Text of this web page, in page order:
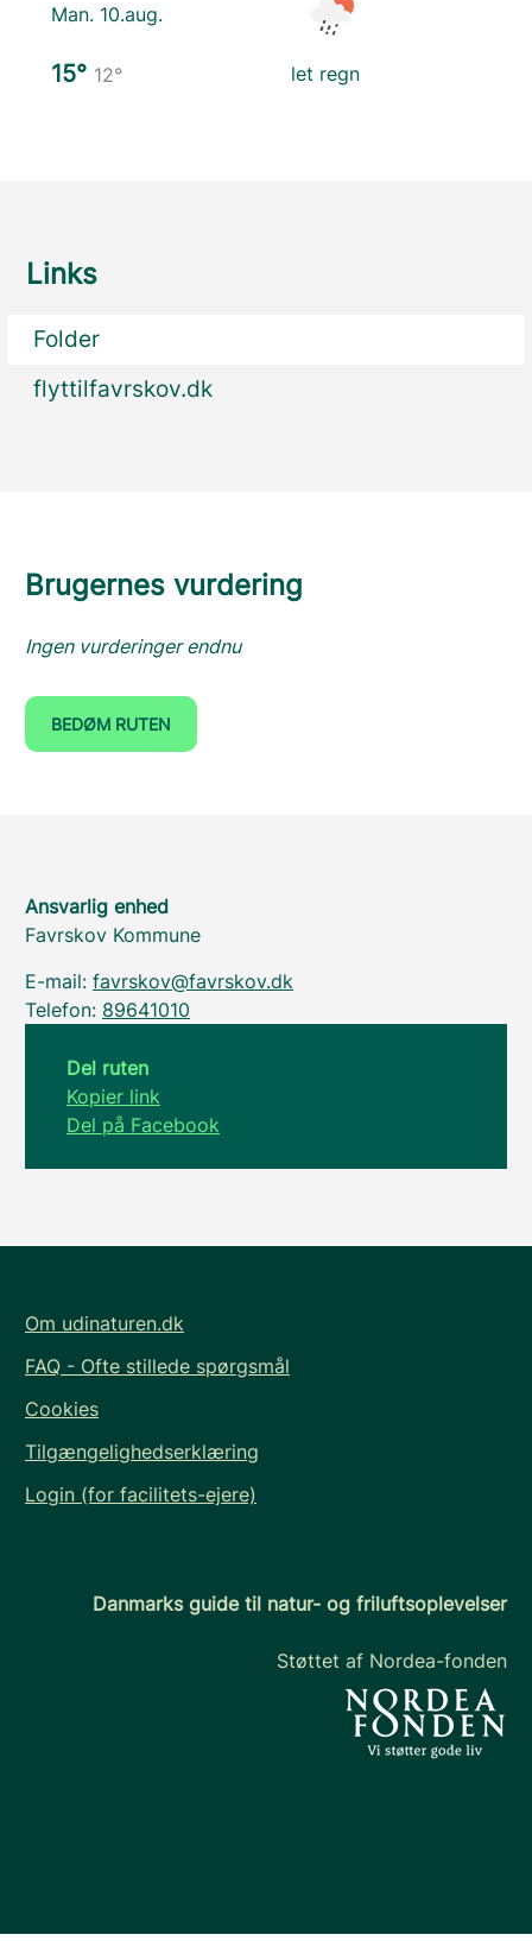
Man. 10.aug.
15° 12° let regn
Links
Folder
flyttilfavrskov.dk
Brugernes vurdering
Ingen vurderinger endnu
BEDØM RUTEN
Ansvarlig enhed
Favrskov Kommune
E-mail: favrskov@favrskov.dk
Telefon: 89641010
Del ruten
Kopier link
Del på Facebook
Om udinaturen.dk
FAQ - Ofte stillede spørgsmål
Cookies
Tilgængelighedserklæring
Login (for facilitets-ejere)
Danmarks guide til natur- og friluftsoplevelser
Støttet af Nordea-fonden